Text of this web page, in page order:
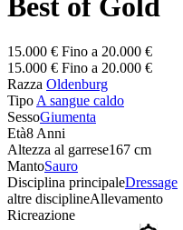
Best of Gold
15.000 € Fino a 20.000 €
15.000 € Fino a 20.000 €
Razza Oldenburg
Tipo A sangue caldo
SessoGiumenta
Età8 Anni
Altezza al garrese167 cm
MantoSauro
Disciplina principaleDressage
altre disciplineAllevamento
Ricreazione